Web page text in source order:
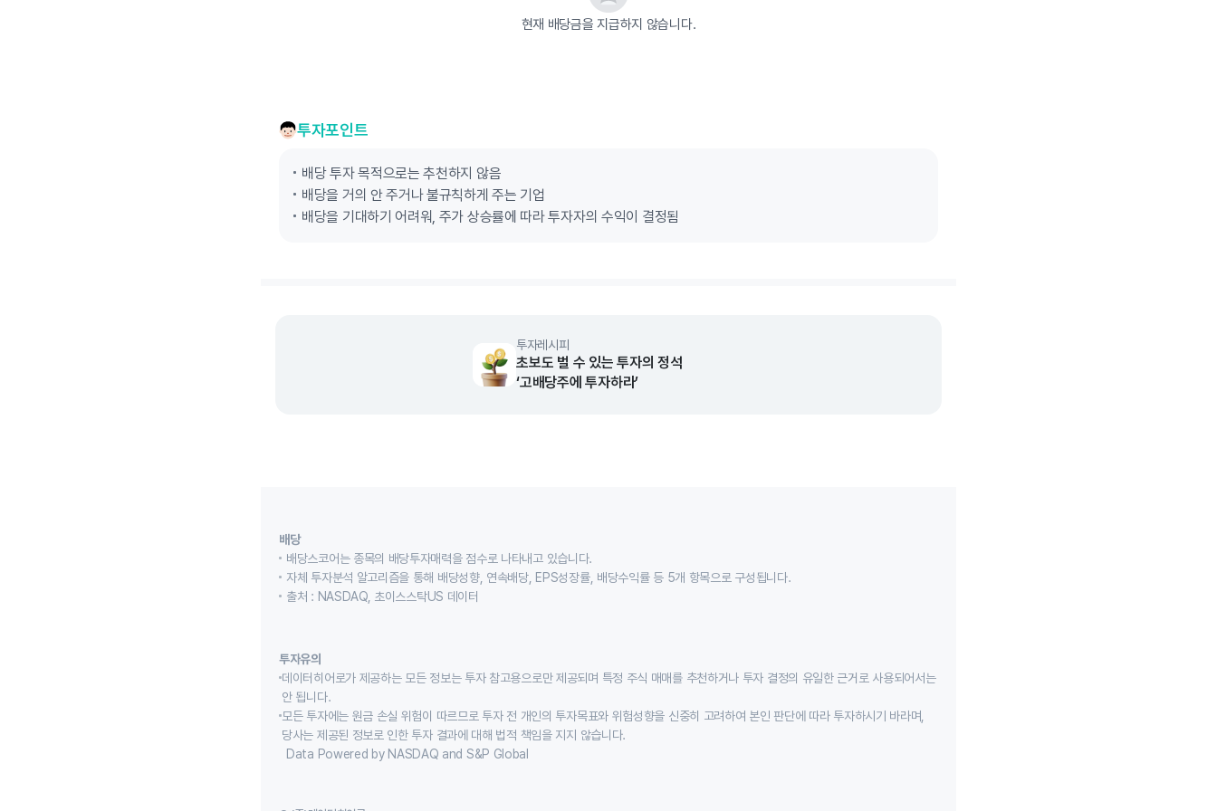
현재 배당금을 지급하지 않습니다.
투자포인트
배당 투자 목적으로는 추천하지 않음
배당을 거의 안 주거나 불규칙하게 주는 기업
배당을 기대하기 어려워, 주가 상승률에 따라 투자자의 수익이 결정됨
투자레시피
초보도 벌 수 있는 투자의 정석
‘고배당주에 투자하라’
배당
배당스코어는 종목의 배당투자매력을 점수로 나타내고 있습니다.
자체 투자분석 알고리즘을 통해 배당성향, 연속배당, EPS성장률, 배당수익률 등 5개 항목으로 구성됩니다.
출처 : NASDAQ, 초이스스탁US 데이터
투자유의
데이터히어로가 제공하는 모든 정보는 투자 참고용으로만 제공되며 특정 주식 매매를 추천하거나 투자 결정의 유일한 근거로 사용되어서는
안 됩니다.
모든 투자에는 원금 손실 위험이 따르므로 투자 전 개인의 투자목표와 위험성향을 신중히 고려하여 본인 판단에 따라 투자하시기 바라며,
당사는 제공된 정보로 인한 투자 결과에 대해 법적 책임을 지지 않습니다.
Data Powered by NASDAQ and S&P Global